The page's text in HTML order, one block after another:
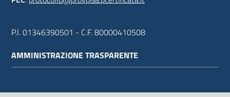
P.I. 01346390501 - C.F. 80000410508
AMMINISTRAZIONE TRASPARENTE